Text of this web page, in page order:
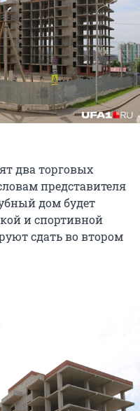
два торговых
представителя
дом будет
и спортивной
сдать во втором